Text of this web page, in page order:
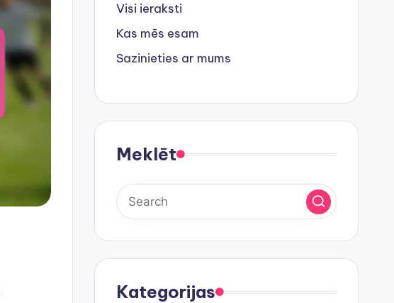
Visi ieraksti
Kas mēs esam
Sazinieties ar mums
Meklēt
Kategorijas